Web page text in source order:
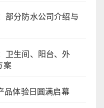
部分防水公司介绍与
卫生间、阳台、外
案
品体验日圆满启幕